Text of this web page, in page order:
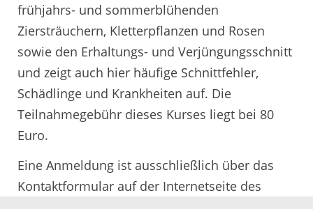
frühjahrs- und sommerblühenden
Ziersträuchern, Kletterpflanzen und Rosen
sowie den Erhaltungs- und Verjüngungsschnitt
und zeigt auch hier häufige Schnittfehler,
Schädlinge und Krankheiten auf. Die
Teilnahmegebühr dieses Kurses liegt bei 80
Euro.
Eine Anmeldung ist ausschließlich über das
Kontaktformular auf der Internetseite des